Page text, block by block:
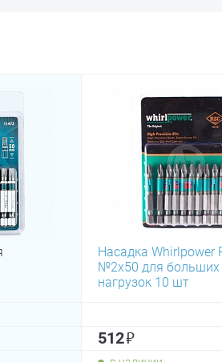
Насадка Whirlpower
№2х50 для больших
нагрузок 10 шт
512₽